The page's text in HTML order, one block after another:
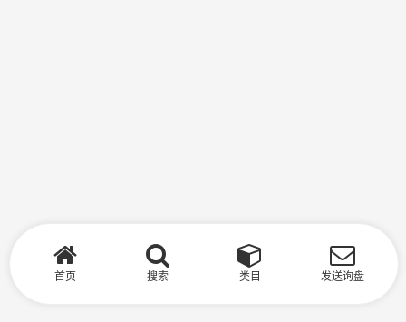
首页 搜索 类目 发送询盘